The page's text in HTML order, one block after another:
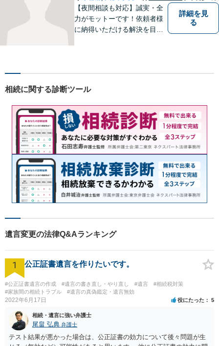
【夜間相談も対応】誠実・全
力がモットーです！依頼者様
に納得いただける解決を目指
詳細を見
る
相続に関する診断ツール
遺言変更の法律Q&Aランキング
1 公正証書遺言を作りたいです。
#公正証書遺言の作成 #遺言の書き直し・やり直し #遺言
#相続税対策
#家族間の相続トラブル
#遺言の真偽鑑定・遺言無効
2022年6月17日 役にたった 5
相続・遺言に強い弁護士
尾畠 弘典 弁護士
テスト結果が悪かった場合は、公正証書の効力について後々問題が生